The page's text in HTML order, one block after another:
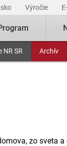
Výročie
NR SR Archív
zo sveta